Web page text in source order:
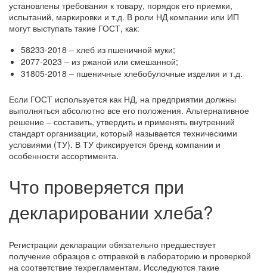
установлены требования к товару, порядок его приемки,
испытаний, маркировки и т.д. В роли НД компании или ИП
могут выступать такие ГОСТ, как:
58233-2018 – хлеб из пшеничной муки;
2077-2023 – из ржаной или смешанной;
31805-2018 – пшеничные хлебобулочные изделия и т.д.
Если ГОСТ используется как НД, на предприятии должны
выполняться абсолютно все его положения. Альтернативное
решение – составить, утвердить и применять внутренний
стандарт организации, который называется техническими
условиями (ТУ). В ТУ фиксируется бренд компании и
особенности ассортимента.
Что проверяется при
декларировании хлеба?
Регистрации декларации обязательно предшествует
получение образцов с отправкой в лабораторию и проверкой
на соответствие техрегламентам. Исследуются такие